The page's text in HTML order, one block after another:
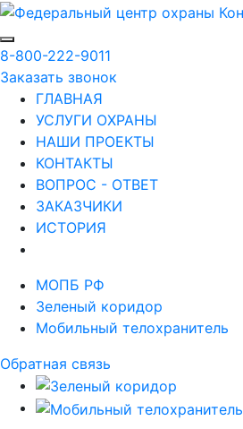
8-800-222-9011
Заказать звонок
ГЛАВНАЯ
УСЛУГИ ОХРАНЫ
НАШИ ПРОЕКТЫ
КОНТАКТЫ
ВОПРОС - ОТВЕТ
ЗАКАЗЧИКИ
ИСТОРИЯ
МОПБ РФ
Зеленый коридор
Мобильный телохранитель
Обратная связь